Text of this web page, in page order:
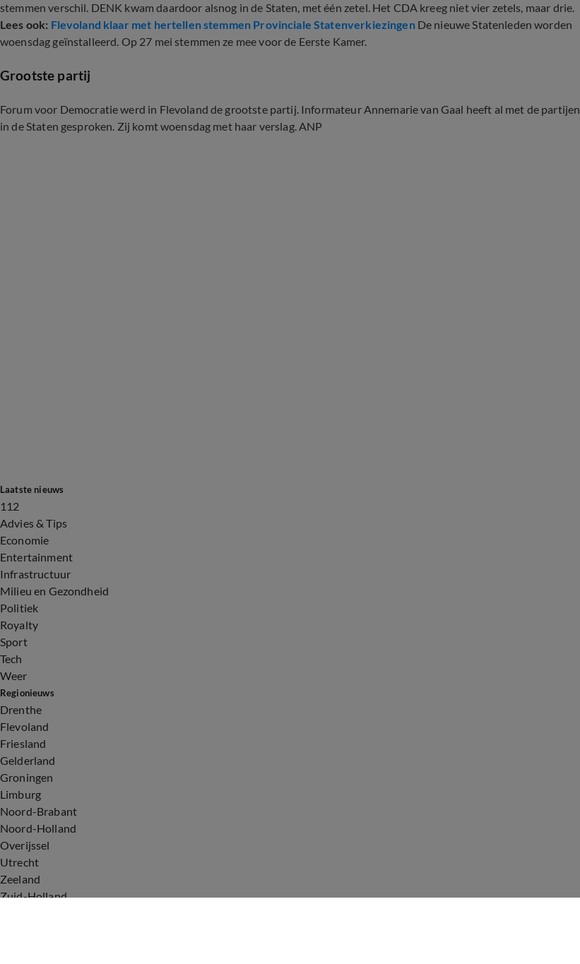
stemmen verschil. DENK kwam daardoor alsnog in de Staten, met één zetel. Het CDA kreeg niet vier zetels, maar drie.
Lees ook: Flevoland klaar met hertellen stemmen Provinciale StatenverkiezingenDe nieuwe Statenleden worden
woensdag geïnstalleerd. Op 27 mei stemmen ze mee voor de Eerste Kamer.
Grootste partij
Forum voor Democratie werd in Flevoland de grootste partij. Informateur Annemarie van Gaal heeft al met de partijen
in de Staten gesproken. Zij komt woensdag met haar verslag. ANP
Laatste nieuws
112
Advies & Tips
Economie
Entertainment
Infrastructuur
Milieu en Gezondheid
Politiek
Royalty
Sport
Tech
Weer
Regionieuws
Drenthe
Flevoland
Friesland
Gelderland
Groningen
Limburg
Noord-Brabant
Noord-Holland
Overijssel
Utrecht
Zeeland
Zuid-Holland